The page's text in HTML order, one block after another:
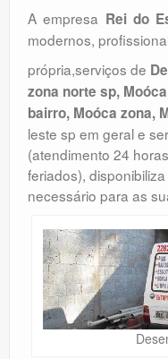
A empresa Rei do
modernos,
própria,serviços de
zona norte sp,
bairro, Moóca zona,
leste sp em geral e
(atendimento 24
feriados),
necessário para as